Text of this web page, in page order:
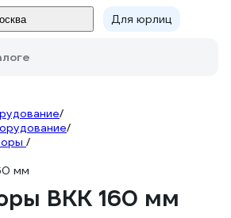
Для юрлиц
/
/
/
мм
ВКК 160 мм